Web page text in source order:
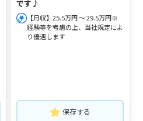
です♪
【月収】25.5万円 ～ 29.5万円※
経験等を考慮の上、当社規定によ
り優遇します
保存する